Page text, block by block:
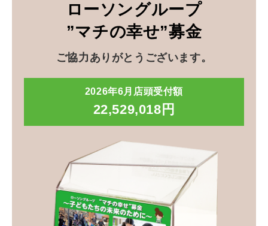
ローソングループ
”マチの幸せ”募金
ご協力ありがとうございます。
2026年6月店頭受付額
22,529,018円